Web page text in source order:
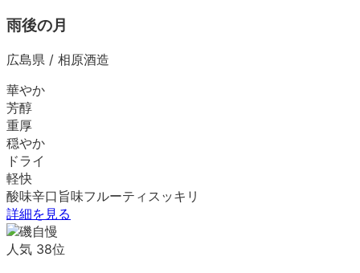
雨後の月
広島県 / 相原酒造
華やか
芳醇
重厚
穏やか
ドライ
軽快
酸味辛口 旨味フルーティ スッキリ
詳細を見る
人気 38位